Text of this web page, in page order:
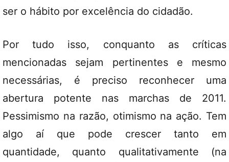
ser o hábito por excelência do cidadão.
Por tudo isso, conquanto as críticas
mencionadas sejam pertinentes e mesmo
necessárias, é preciso reconhecer uma
abertura potente nas marchas de 2011.
Pessimismo na razão, otimismo na ação. Tem
algo aí que pode crescer tanto em
quantidade, quanto qualitativamente (na